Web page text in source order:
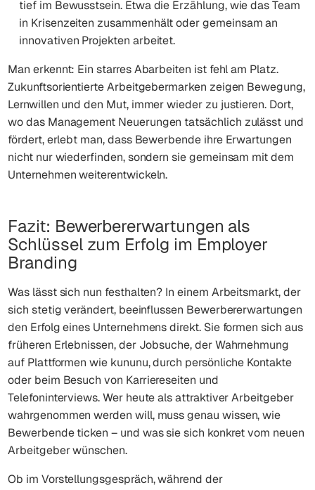
tief im Bewusstsein. Etwa die Erzählung, wie das Team
in Krisenzeiten zusammenhält oder gemeinsam an
innovativen Projekten arbeitet.
Man erkennt: Ein starres Abarbeiten ist fehl am Platz.
Zukunftsorientierte Arbeitgebermarken zeigen Bewegung,
Lernwillen und den Mut, immer wieder zu justieren. Dort,
wo das Management Neuerungen tatsächlich zulässt und
fördert, erlebt man, dass Bewerbende ihre Erwartungen
nicht nur wiederfinden, sondern sie gemeinsam mit dem
Unternehmen weiterentwickeln.
Fazit: Bewerbererwartungen als
Schlüssel zum Erfolg im Employer
Branding
Was lässt sich nun festhalten? In einem Arbeitsmarkt, der
sich stetig verändert, beeinflussen Bewerbererwartungen
den Erfolg eines Unternehmens direkt. Sie formen sich aus
früheren Erlebnissen, der Jobsuche, der Wahrnehmung
auf Plattformen wie kununu, durch persönliche Kontakte
oder beim Besuch von Karriereseiten und
Telefoninterviews. Wer heute als attraktiver Arbeitgeber
wahrgenommen werden will, muss genau wissen, wie
Bewerbende ticken – und was sie sich konkret vom neuen
Arbeitgeber wünschen.
Ob im Vorstellungsgespräch, während der